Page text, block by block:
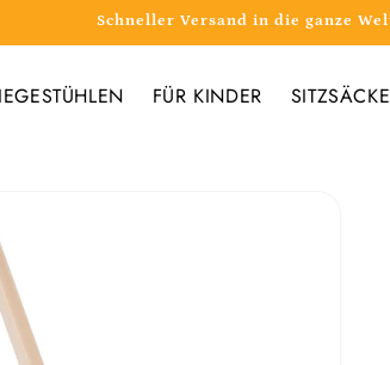
Schneller Versand in die ganze Welt
FÜR KINDER SITZSÄCKE